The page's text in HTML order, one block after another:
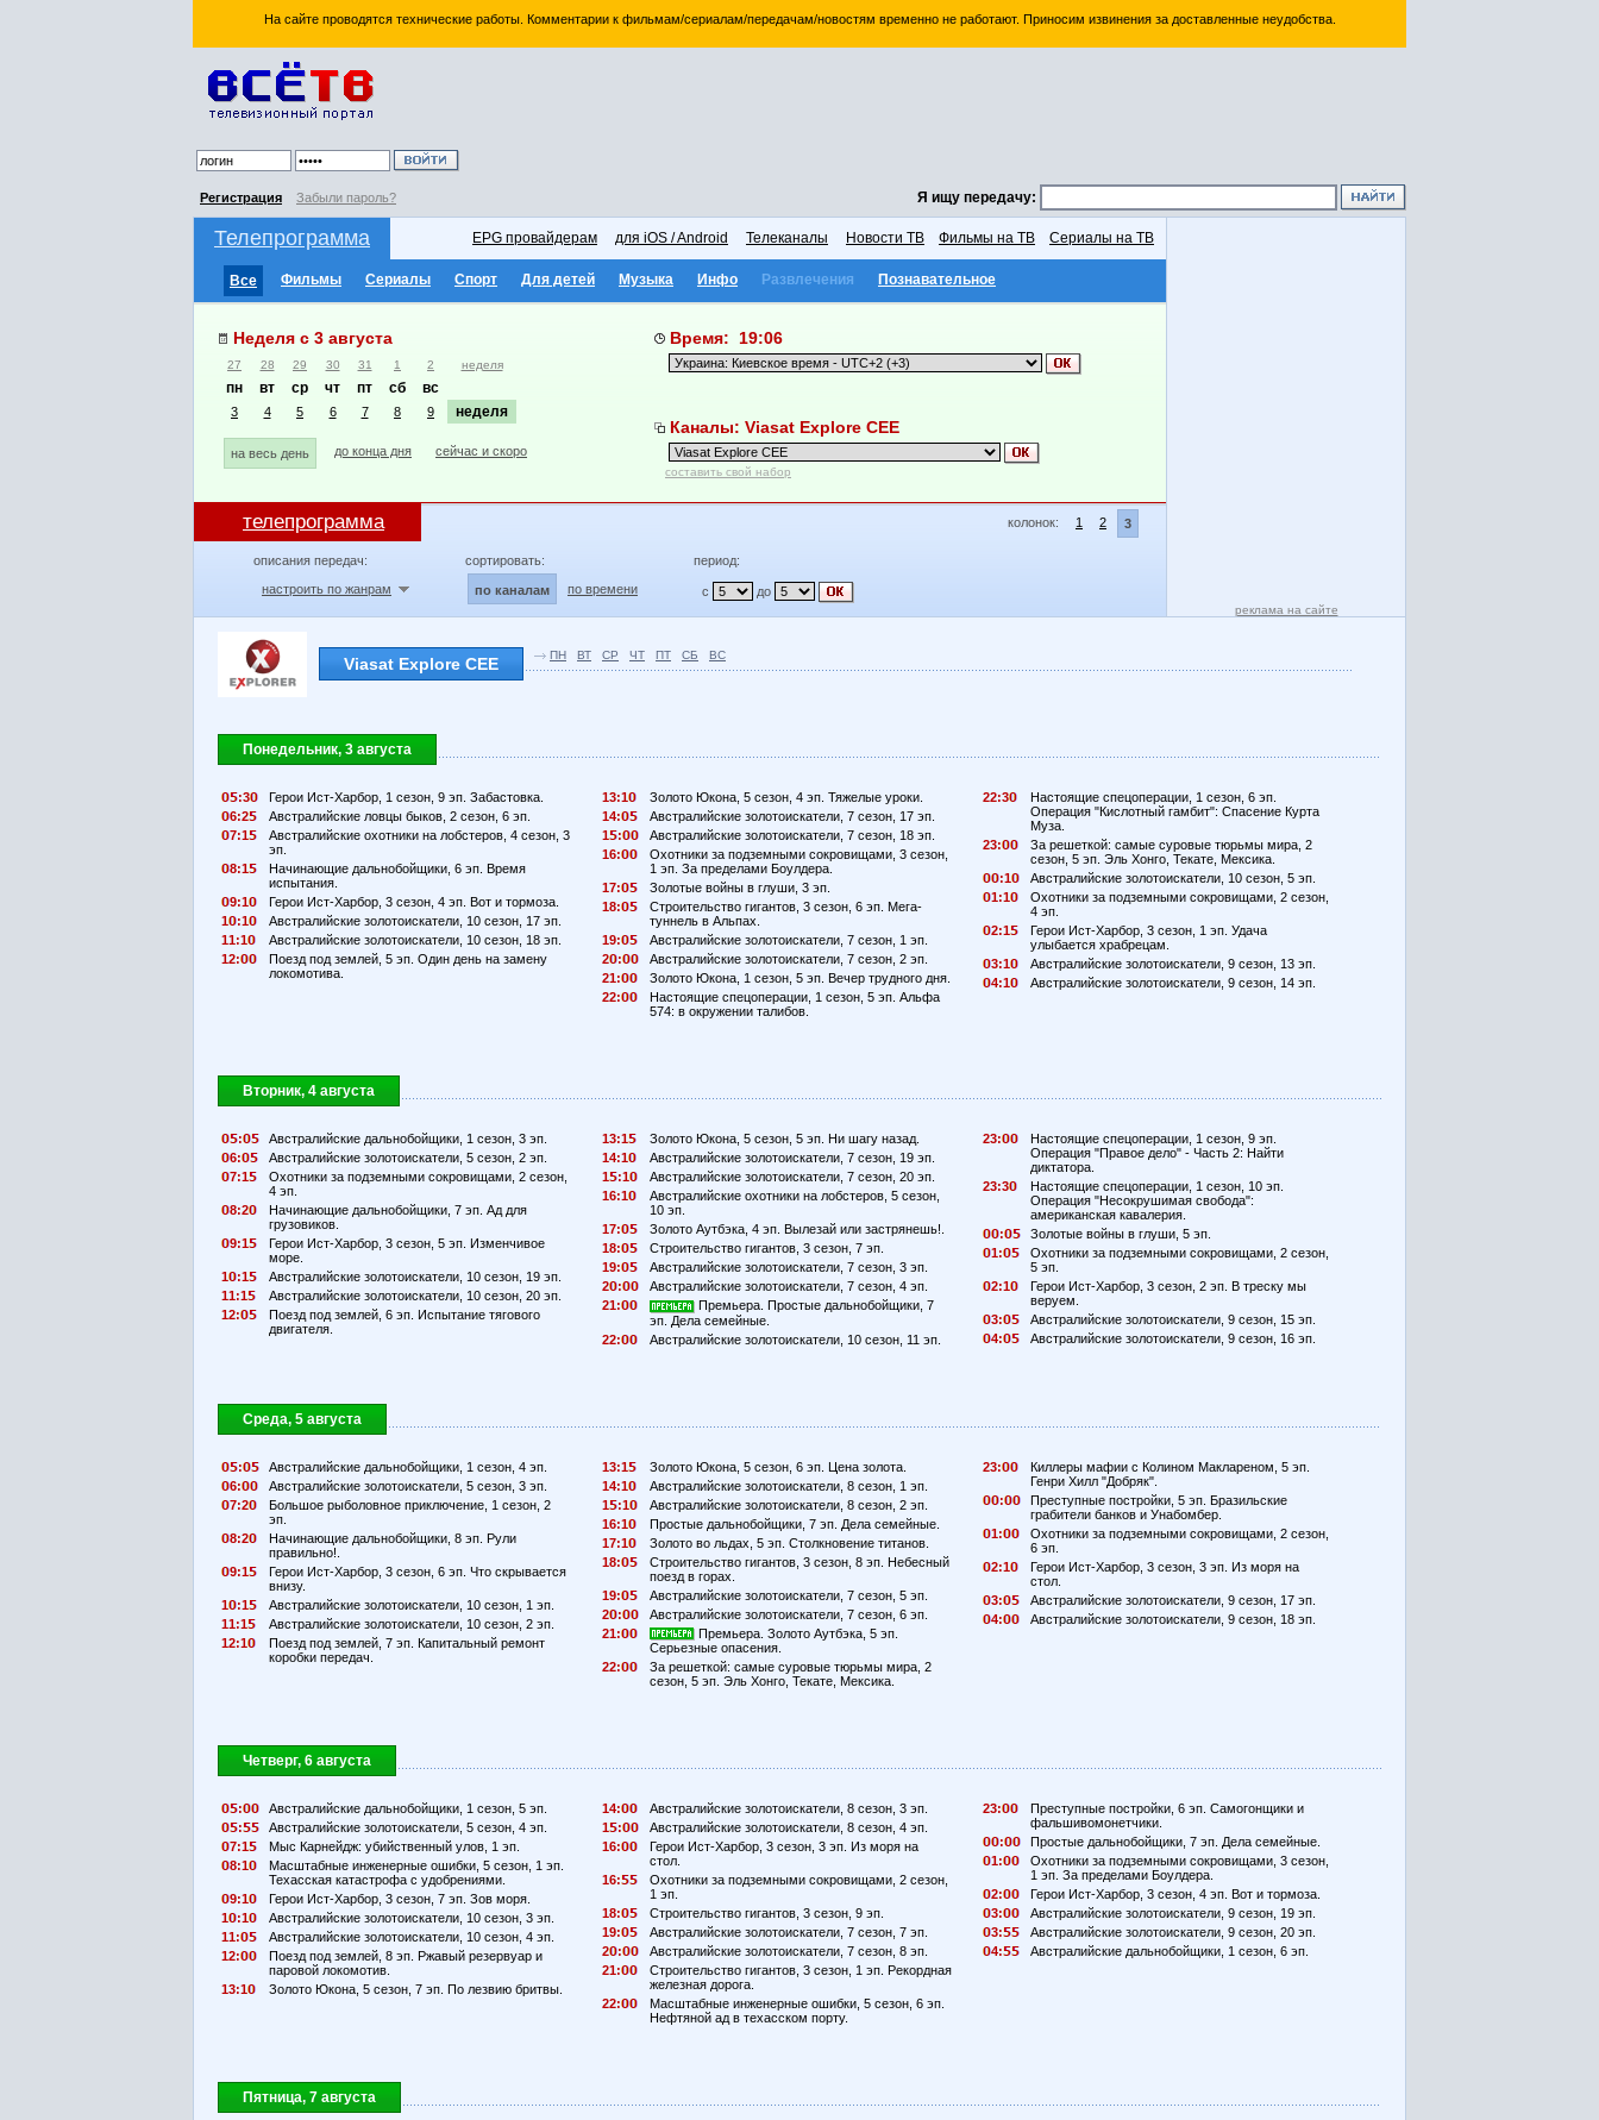
На сайте проводятся технические работы. Комментарии к фильмам/сериалам/передачам/новостям временно не работают. Приносим извинения за доставленные неудобства.
Регистрация Забыли пароль? Я ищу передачу:
Телепрограмма EPG провайдерам для iOS / Android Телеканалы Новости ТВ Фильмы на ТВ Сериалы на ТВ
Все Фильмы Сериалы Спорт Для детей Музыка Инфо Развлечения Познавательное
Неделя с 3 августа
27 28 29 30 31 1 2 неделя
пн вт ср чт пт сб вс
3 4 5 6 7 8 9 неделя
на весь день до конца дня сейчас и скоро
Время: 19:06
Каналы: Viasat Explore CEE
составить свой набор
телепрограмма колонок: 1 2 3
описания передач:
настроить по жанрам
сортировать:
по каналам по времени
период:
с до
реклама на сайте
Viasat Explore CEE ПН ВТ СР ЧТ ПТ СБ ВС
Понедельник, 3 августа
:3
Герои Ист-Харбор, 1 сезон, 9 эп. Забастовка.
6:2
Австралийские ловцы быков, 2 сезон, 6 эп.
7:1
Австралийские охотники на лобстеров, 4 сезон, 3
эп.
8:1
Начинающие дальнобойщики, 6 эп. Время
испытания.
9:1
Герои Ист-Харбор, 3 сезон, 4 эп. Вот и тормоза.
1
:1
Австралийские золотоискатели, 10 сезон, 17 эп.
11:1
Австралийские золотоискатели, 10 сезон, 18 эп.
12:
Поезд под землей, 5 эп. Один день на замену
локомотива.
13:1
Золото Юкона, 5 сезон, 4 эп. Тяжелые уроки.
14:
Австралийские золотоискатели, 7 сезон, 17 эп.
1
:
Австралийские золотоискатели, 7 сезон, 18 эп.
16:
Охотники за подземными сокровищами, 3 сезон,
1 эп. За пределами Боулдера.
17:
Золотые войны в глуши, 3 эп.
18:
Строительство гигантов, 3 сезон, 6 эп. Мега-
туннель в Альпах.
19:
Австралийские золотоискатели, 7 сезон, 1 эп.
2
:
Австралийские золотоискатели, 7 сезон, 2 эп.
21:
Золото Юкона, 1 сезон, 5 эп. Вечер трудного дня.
22:
Настоящие спецоперации, 1 сезон, 5 эп. Альфа
574: в окружении талибов.
22:3
Настоящие спецоперации, 1 сезон, 6 эп.
Операция "Кислотный гамбит": Спасение Курта
Муза.
23:
За решеткой: самые суровые тюрьмы мира, 2
сезон, 5 эп. Эль Хонго, Текате, Мексика.
:1
Австралийские золотоискатели, 10 сезон, 5 эп.
1:1
Охотники за подземными сокровищами, 2 сезон,
4 эп.
2:1
Герои Ист-Харбор, 3 сезон, 1 эп. Удача
улыбается храбрецам.
3:1
Австралийские золотоискатели, 9 сезон, 13 эп.
4:1
Австралийские золотоискатели, 9 сезон, 14 эп.
Вторник, 4 августа
:
Австралийские дальнобойщики, 1 сезон, 3 эп.
6:
Австралийские золотоискатели, 5 сезон, 2 эп.
7:1
Охотники за подземными сокровищами, 2 сезон,
4 эп.
8:2
Начинающие дальнобойщики, 7 эп. Ад для
грузовиков.
9:1
Герои Ист-Харбор, 3 сезон, 5 эп. Изменчивое
море.
1
:1
Австралийские золотоискатели, 10 сезон, 19 эп.
11:1
Австралийские золотоискатели, 10 сезон, 20 эп.
12:
Поезд под землей, 6 эп. Испытание тягового
двигателя.
13:1
Золото Юкона, 5 сезон, 5 эп. Ни шагу назад.
14:1
Австралийские золотоискатели, 7 сезон, 19 эп.
1
:1
Австралийские золотоискатели, 7 сезон, 20 эп.
16:1
Австралийские охотники на лобстеров, 5 сезон,
10 эп.
17:
Золото Аутбэка, 4 эп. Вылезай или застрянешь!.
18:
Строительство гигантов, 3 сезон, 7 эп.
19:
Австралийские золотоискатели, 7 сезон, 3 эп.
2
:
Австралийские золотоискатели, 7 сезон, 4 эп.
21:
Премьера. Простые дальнобойщики, 7
эп. Дела семейные.
22:
Австралийские золотоискатели, 10 сезон, 11 эп.
23:
Настоящие спецоперации, 1 сезон, 9 эп.
Операция "Правое дело" - Часть 2: Найти
диктатора.
23:3
Настоящие спецоперации, 1 сезон, 10 эп.
Операция "Несокрушимая свобода":
американская кавалерия.
:
Золотые войны в глуши, 5 эп.
1:
Охотники за подземными сокровищами, 2 сезон,
5 эп.
2:1
Герои Ист-Харбор, 3 сезон, 2 эп. В треску мы
веруем.
3:
Австралийские золотоискатели, 9 сезон, 15 эп.
4:
Австралийские золотоискатели, 9 сезон, 16 эп.
Среда, 5 августа
:
Австралийские дальнобойщики, 1 сезон, 4 эп.
6:
Австралийские золотоискатели, 5 сезон, 3 эп.
7:2
Большое рыболовное приключение, 1 сезон, 2
эп.
8:2
Начинающие дальнобойщики, 8 эп. Рули
правильно!.
9:1
Герои Ист-Харбор, 3 сезон, 6 эп. Что скрывается
внизу.
1
:1
Австралийские золотоискатели, 10 сезон, 1 эп.
11:1
Австралийские золотоискатели, 10 сезон, 2 эп.
12:1
Поезд под землей, 7 эп. Капитальный ремонт
коробки передач.
13:1
Золото Юкона, 5 сезон, 6 эп. Цена золота.
14:1
Австралийские золотоискатели, 8 сезон, 1 эп.
1
:1
Австралийские золотоискатели, 8 сезон, 2 эп.
16:1
Простые дальнобойщики, 7 эп. Дела семейные.
17:1
Золото во льдах, 5 эп. Столкновение титанов.
18:
Строительство гигантов, 3 сезон, 8 эп. Небесный
поезд в горах.
19:
Австралийские золотоискатели, 7 сезон, 5 эп.
2
:
Австралийские золотоискатели, 7 сезон, 6 эп.
21:
Премьера. Золото Аутбэка, 5 эп.
Серьезные опасения.
22:
За решеткой: самые суровые тюрьмы мира, 2
сезон, 5 эп. Эль Хонго, Текате, Мексика.
23:
Киллеры мафии с Колином Маклареном, 5 эп.
Генри Хилл "Добряк".
:
Преступные постройки, 5 эп. Бразильские
грабители банков и Унабомбер.
1:
Охотники за подземными сокровищами, 2 сезон,
6 эп.
2:1
Герои Ист-Харбор, 3 сезон, 3 эп. Из моря на
стол.
3:
Австралийские золотоискатели, 9 сезон, 17 эп.
4:
Австралийские золотоискатели, 9 сезон, 18 эп.
Четверг, 6 августа
:
Австралийские дальнобойщики, 1 сезон, 5 эп.
:
Австралийские золотоискатели, 5 сезон, 4 эп.
7:1
Мыс Карнейдж: убийственный улов, 1 эп.
8:1
Масштабные инженерные ошибки, 5 сезон, 1 эп.
Техасская катастрофа с удобрениями.
9:1
Герои Ист-Харбор, 3 сезон, 7 эп. Зов моря.
1
:1
Австралийские золотоискатели, 10 сезон, 3 эп.
11:
Австралийские золотоискатели, 10 сезон, 4 эп.
12:
Поезд под землей, 8 эп. Ржавый резервуар и
паровой локомотив.
13:1
Золото Юкона, 5 сезон, 7 эп. По лезвию бритвы.
14:
Австралийские золотоискатели, 8 сезон, 3 эп.
1
:
Австралийские золотоискатели, 8 сезон, 4 эп.
16:
Герои Ист-Харбор, 3 сезон, 3 эп. Из моря на
стол.
16:
Охотники за подземными сокровищами, 2 сезон,
1 эп.
18:
Строительство гигантов, 3 сезон, 9 эп.
19:
Австралийские золотоискатели, 7 сезон, 7 эп.
2
:
Австралийские золотоискатели, 7 сезон, 8 эп.
21:
Строительство гигантов, 3 сезон, 1 эп. Рекордная
железная дорога.
22:
Масштабные инженерные ошибки, 5 сезон, 6 эп.
Нефтяной ад в техасском порту.
23:
Преступные постройки, 6 эп. Самогонщики и
фальшивомонетчики.
:
Простые дальнобойщики, 7 эп. Дела семейные.
1:
Охотники за подземными сокровищами, 3 сезон,
1 эп. За пределами Боулдера.
2:
Герои Ист-Харбор, 3 сезон, 4 эп. Вот и тормоза.
3:
Австралийские золотоискатели, 9 сезон, 19 эп.
3:
Австралийские золотоискатели, 9 сезон, 20 эп.
4:
Австралийские дальнобойщики, 1 сезон, 6 эп.
Пятница, 7 августа